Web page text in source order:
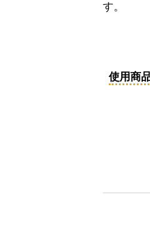
す。
使用商